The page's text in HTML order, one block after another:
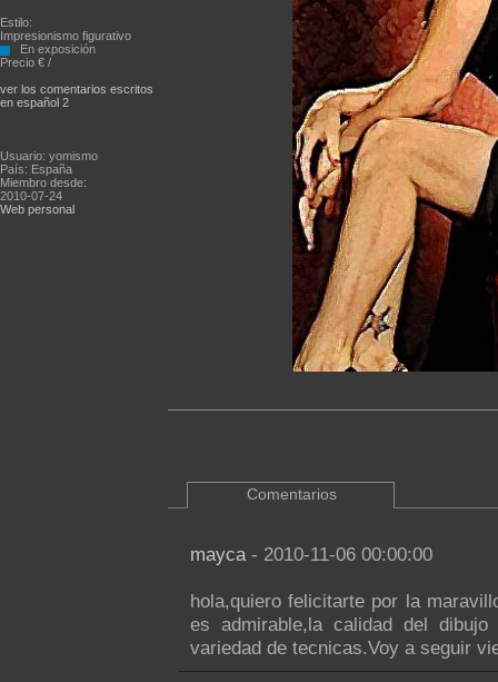
Estilo:
Impresionismo figurativo
En exposición
Precio € /
ver los comentarios escritos
en español 2
Usuario: yomismo
País: España
Miembro desde:
2010-07-24
Web personal
Comentarios
mayca- 2010-11-06 00:00:00
hola,quiero felicitarte por la
es admirable,la calidad del
variedad de tecnicas.Voy a seguir